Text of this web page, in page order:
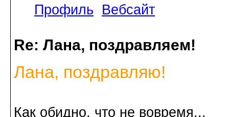
Профиль
Вебсайт
Re: Лана, поздравляем!
Лана, поздравляю!
Как обидно, что не вовремя...